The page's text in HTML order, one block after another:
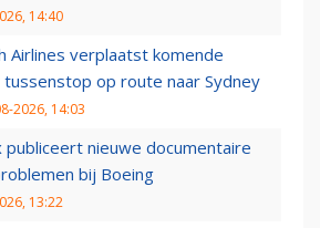
14:40
Airlines verplaatst komende
op route naar Sydney
2026, 14:03
publiceert nieuwe documentaire
bij Boeing
13:22